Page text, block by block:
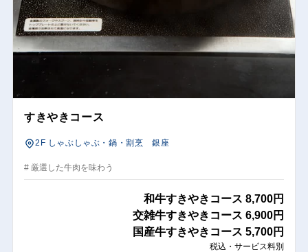
すきやきコース
2F しゃぶしゃぶ・鍋・割烹 銀座
# 厳選した牛肉を味わう
和牛すきやきコース 8,700円
交雑牛すきやきコース 6,900円
国産牛すきやきコース 5,700円
税込・サービス料別